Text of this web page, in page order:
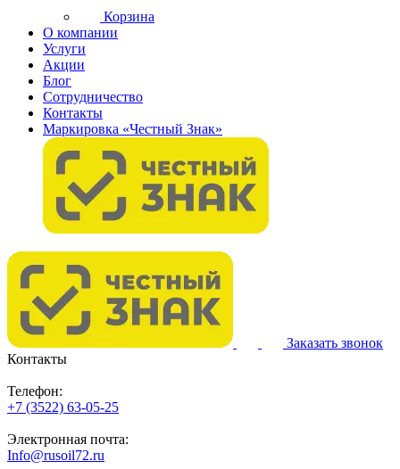
Корзина
О компании
Услуги
Акции
Блог
Сотрудничество
Контакты
Маркировка «Честный Знак»
Заказать звонок
Контакты
Телефон:
+7 (3522) 63-05-25
Электронная почта:
Info@rusoil72.ru